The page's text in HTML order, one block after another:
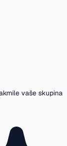
vaše skupina